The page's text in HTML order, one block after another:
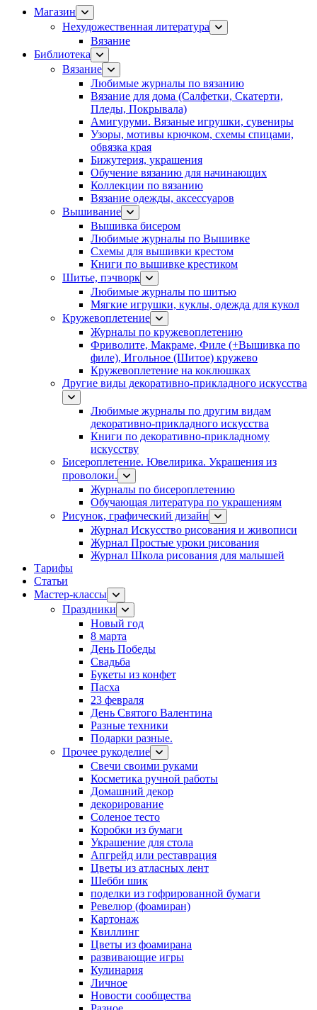
Магазин
Нехудожественная литература
Вязание
Библиотека
Вязание
Любимые журналы по вязанию
Вязание для дома (Салфетки, Скатерти,
Пледы, Покрывала)
Амигуруми. Вязаные игрушки, сувениры
Узоры, мотивы крючком, схемы спицами,
обвязка края
Бижутерия, украшения
Обучение вязанию для начинающих
Коллекции по вязанию
Вязание одежды, аксессуаров
Вышивание
Вышивка бисером
Любимые журналы по Вышивке
Схемы для вышивки крестом
Книги по вышивке крестиком
Шитье, пэчворк
Любимые журналы по шитью
Мягкие игрушки, куклы, одежда для кукол
Кружевоплетение
Журналы по кружевоплетению
Фриволите, Макраме, Филе (+Вышивка по
филе), Игольное (Шитое) кружево
Кружевоплетение на коклюшках
Другие виды декоративно-прикладного искусства
Любимые журналы по другим видам
декоративно-прикладного искусства
Книги по декоративно-прикладному
искусству
Бисероплетение. Ювелирика. Украшения из
проволоки.
Журналы по бисероплетению
Обучающая литература по украшениям
Рисунок, графический дизайн
Журнал Искусство рисования и живописи
Журнал Простые уроки рисования
Журнал Школа рисования для малышей
Тарифы
Статьи
Мастер-классы
Праздники
Новый год
8 марта
День Победы
Свадьба
Букеты из конфет
Пасха
23 февраля
День Святого Валентина
Разные техники
Подарки разные.
Прочее рукоделие
Свечи своими руками
Косметика ручной работы
Домашний декор
декорирование
Соленое тесто
Коробки из бумаги
Украшение для стола
Апгрейд или реставрация
Цветы из атласных лент
Шебби шик
поделки из гофрированной бумаги
Ревелюр (фоамиран)
Картонаж
Квиллинг
Цветы из фоамирана
развивающие игры
Кулинария
Личное
Новости сообщества